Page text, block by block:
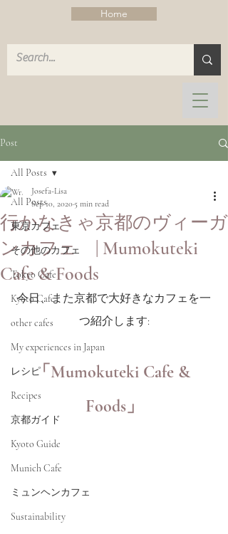
Home
Post
All Posts
東京カフェ
その他のカフェ
Tokyo Cafe
Kyoto Cafe
other cafes
My experiences in Japan
レシピ
Recipes
京都ガイド
Kyoto Guide
Munich Cafe
ミュンヘンカフェ
Sustainability
All Posts
行かなきゃ京都のヴィーガ
ンカフェ | Mumokuteki
Cafe & Foods
Josefa-Lisa
Sep 10, 20205 min read
今日、また京都で大好きなカフェを一
つ紹介します:
「Mumokuteki Cafe &
Foods」